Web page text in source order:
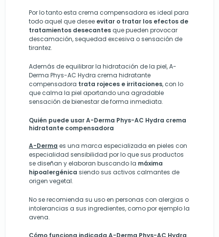
Por lo tanto esta crema compensadora es ideal para
todo aquel que desee evitar o tratar los efectos de
tratamientos desecantes que pueden provocar
descamación, sequedad excesiva o sensación de
tirantez.
Además de equilibrar la hidratación de la piel, A-
Derma Phys-AC Hydra crema hidratante
compensadora trata rojeces e irritaciones, con lo
que calma la piel aportando una agradable
sensación de bienestar de forma inmediata.
Quién puede usar A-Derma Phys-AC Hydra crema
hidratante compensadora
A-Derma es una marca especializada en pieles con
especialidad sensibilidad por lo que sus productos
se diseñan y elaboran buscando la máxima
hipoalergénica siendo sus activos calmantes de
origen vegetal.
No se recomienda su uso en personas con alergias o
intolerancias a sus ingredientes, como por ejemplo la
avena.